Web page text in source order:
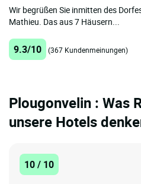
Wir begrüßen Sie inmitten des
Mathieu. Das aus 7 Häusern...
9.3/10 (367 Kundenmeinungen)
Plougonvelin : Was
unsere Hotels
10 / 10